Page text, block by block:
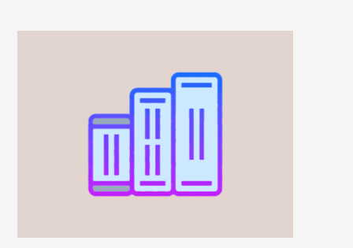
человеческого сознания для повышения интереса и